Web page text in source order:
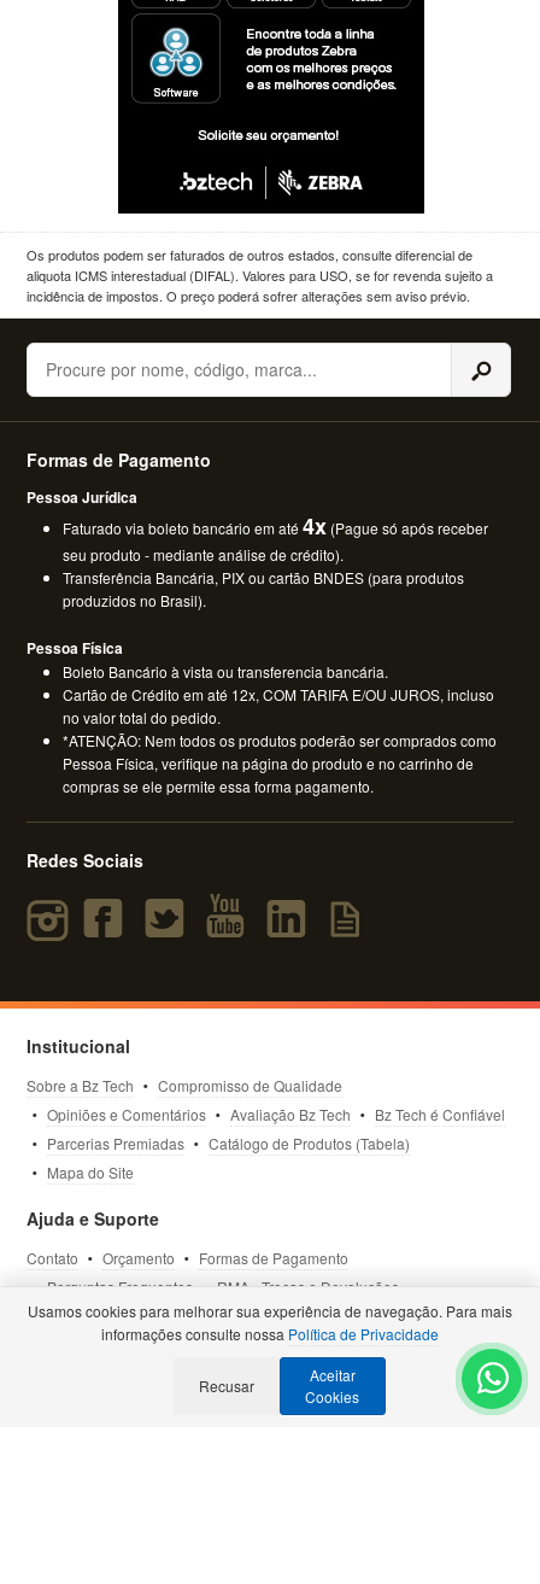
Os produtos podem ser faturados de outros estados, consulte diferencial de
aliquota ICMS interestadual (DIFAL). Valores para USO, se for revenda sujeito a
incidência de impostos. O preço poderá sofrer alterações sem aviso prévio.
Buscar
Formas de Pagamento
Pessoa Jurídica
Faturado via boleto bancário em até4x (Pague só após receber
seu produto - mediante análise de crédito).
Transferência Bancária, PIX ou cartão BNDES (para produtos
produzidos no Brasil).
Pessoa Física
Boleto Bancário à vista ou transferencia bancária.
Cartão de Crédito em até 12x, COM TARIFA E/OU JUROS, incluso
no valor total do pedido.
*ATENÇÃO: Nem todos os produtos poderão ser comprados como
Pessoa Física, verifique na página do produto e no carrinho de
compras se ele permite essa forma pagamento.
Redes Sociais
Institucional
Sobre a Bz Tech
Compromisso de Qualidade
Opiniões e Comentários
Avaliação Bz Tech
Bz Tech é Confiável
Parcerias Premiadas
Catálogo de Produtos (Tabela)
Mapa do Site
Ajuda e Suporte
Contato Orçamento
Formas de Pagamento
Perguntas Frequentes
RMA - Trocas e Devoluções
Política de Privacidade
Termos de Uso Site Seguro
Selos e Certificações- Veja todas as Parcerias Premiadas
Usamos cookies para melhorar sua experiência de navegação. Para mais
informações consulte nossa Política de Privacidade
Recusar
Aceitar
Cookies